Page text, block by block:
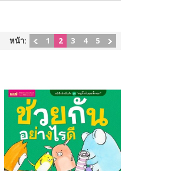
หน้า: 1 2 3 4 5